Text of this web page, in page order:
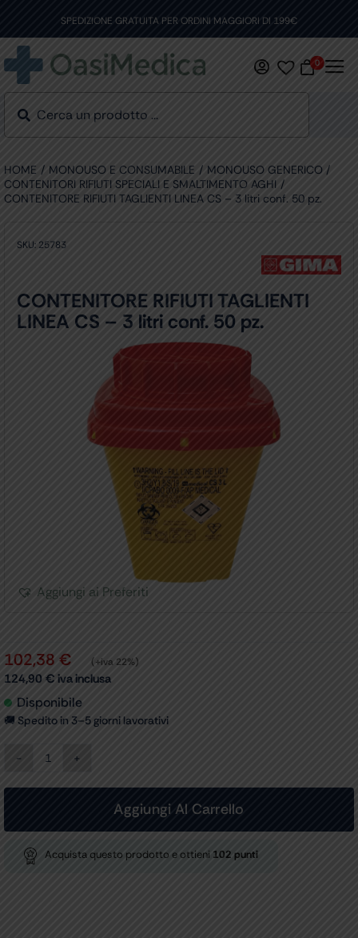
content
SPEDIZIONE GRATUITA PER ORDINI MAGGIORI DI 199€
0
HOME MONOUSO E CONSUMABILE
MONOUSO GENERICO
CONTENITORI RIFIUTI SPECIALI E SMALTIMENTO AGHI
CONTENITORE RIFIUTI TAGLIENTI LINEA CS – 3 litri conf. 50 pz.
SKU: 25783
CONTENITORE RIFIUTI TAGLIENTI
LINEA CS – 3 litri conf. 50 pz.
Aggiungi ai Preferiti
102,38 € (+iva 22%)
124,90 € iva inclusa
Disponibile
🚚 Spedito in 3–5 giorni lavorativi
CONTENITORE
TAGLIENTI
-
3
litri
Aggiungi Al Carrello
Acquista questo prodotto e ottieni 102 punti